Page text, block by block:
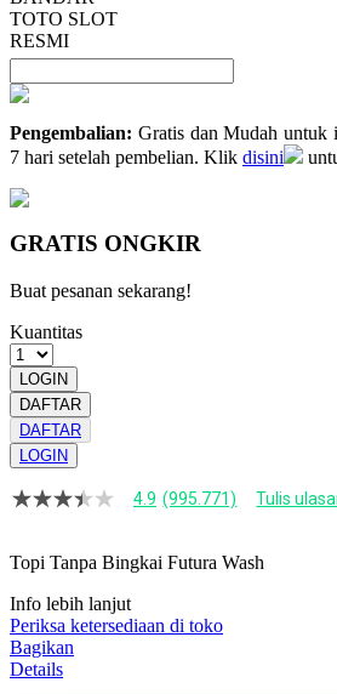
TOTO SLOT
RESMI
Pengembalian: Gratis dan Mudah untuk
7 hari setelah pembelian. Klik disini
GRATIS ONGKIR
Buat pesanan sekarang!
Kuantitas
LOGIN
DAFTAR
DAFTAR
LOGIN
4.9
bintang,
rating
rata-
rata.
Read
13
4.9 (995.771) Tulis
Topi Tanpa Bingkai Futura Wash
Info lebih lanjut
Periksa ketersediaan di toko
Bagikan
Details